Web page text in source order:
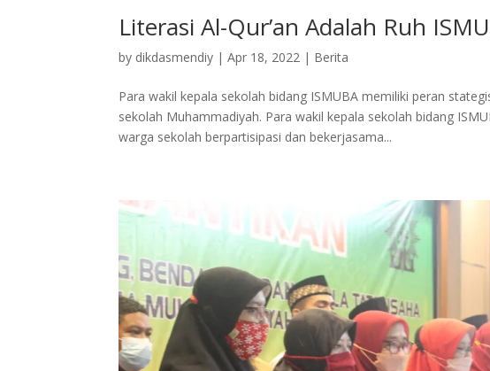
Literasi Al-Qur’an Adalah Ruh
by dikdasmendiy |Apr 18, 2022 | Berita
Para wakil kepala sekolah bidang ISMUBA memiliki peran
sekolah Muhammadiyah. Para wakil kepala sekolah bidang
warga sekolah berpartisipasi dan bekerjasama...